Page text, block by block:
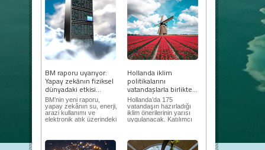
BM raporu uyarıyor:
Yapay zekânın fiziksel
dünyadaki etkisi...
BM’nin yeni raporu,
yapay zekânın su, enerji,
arazi kullanımı ve
elektronik atık üzerindeki
Hollanda iklim
politikalarını
vatandaşlarla birlikte...
Hollanda’da 175
vatandaşın hazırladığı
iklim önerilerinin yarısı
uygulanacak. Katılımcı